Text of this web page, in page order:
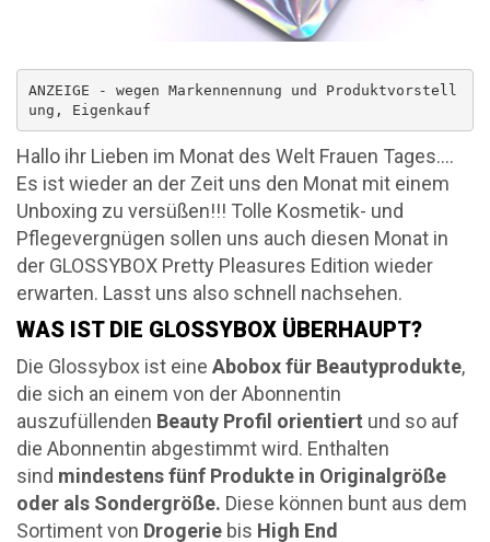
ANZEIGE - wegen Markennennung und Produktvorstell
ung, Eigenkauf
Hallo ihr Lieben im Monat des Welt Frauen Tages….
Es ist wieder an der Zeit uns den Monat mit einem
Unboxing zu versüßen!!! Tolle Kosmetik- und
Pflegevergnügen sollen uns auch diesen Monat in
der GLOSSYBOX Pretty Pleasures Edition wieder
erwarten. Lasst uns also schnell nachsehen.
WAS IST DIE GLOSSYBOX ÜBERHAUPT?
Die Glossybox ist eine Abobox für Beautyprodukte,
die sich an einem von der Abonnentin
auszufüllenden Beauty Profil orientiert und so auf
die Abonnentin abgestimmt wird. Enthalten
sind mindestens fünf Produkte in Originalgröße
oder als Sondergröße. Diese können bunt aus dem
Sortiment von Drogerie bis High End